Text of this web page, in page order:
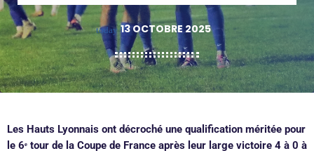
today 13 OCTOBRE 2025
Les Hauts Lyonnais ont décroché une qualification méritée pour
le 6ᵉ tour de la Coupe de France après leur large victoire 4 à 0 à